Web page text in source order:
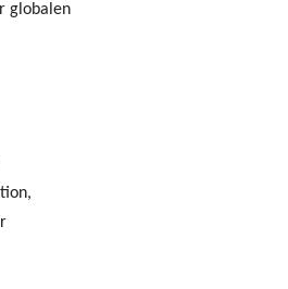
globalen